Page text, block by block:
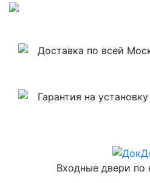
Доставка по всей
Гарантия на
Входные двери по